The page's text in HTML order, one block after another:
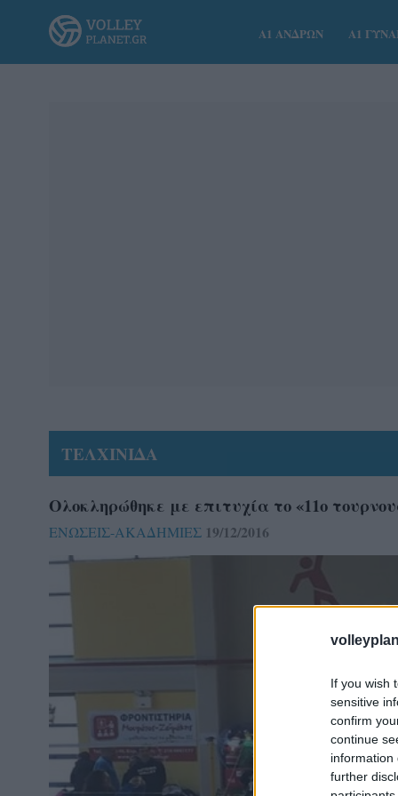
If you wish
sensitive
confirm
continue
information
further
Α1 ΑΝΔΡΩΝ Α1
ΤΕΛΧΙΝΙΔΑ
Ολοκληρώθηκε με επιτυχία το «11ο
ΕΝΩΣΕΙΣ-ΑΚΑΔΗΜΙΕΣ 19/12/2016